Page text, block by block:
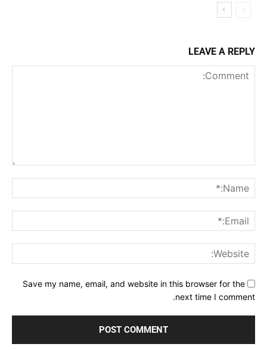
LEAVE A REPLY
Save my name, email, and website in this browser for the
next time I comment.